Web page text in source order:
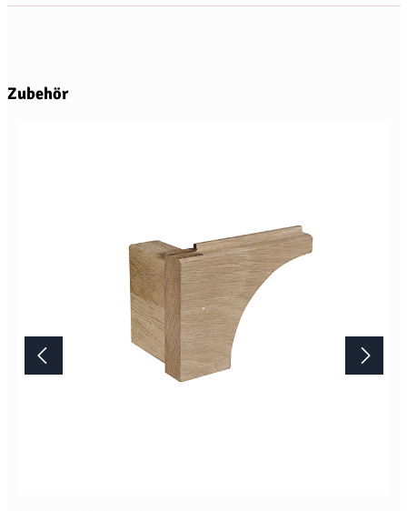
Produktgalerie überspringen
Zubehör